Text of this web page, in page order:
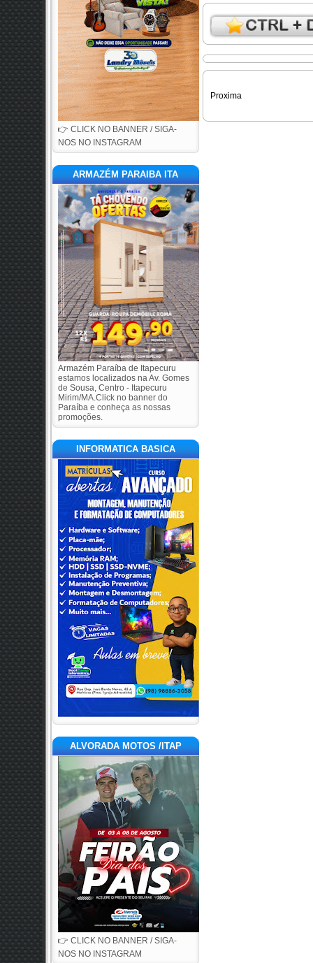
👉 CLICK NO BANNER / SIGA-
NOS NO INSTAGRAM
ARMAZÉM PARAIBA ITA
Armazém Paraíba de Itapecuru
estamos localizados na Av. Gomes
de Sousa, Centro - Itapecuru
Mirim/MA.Click no banner do
Paraíba e conheça as nossas
promoções.
INFORMATICA BASICA
ALVORADA MOTOS /ITAP
👉 CLICK NO BANNER / SIGA-
NOS NO INSTAGRAM
Proxima